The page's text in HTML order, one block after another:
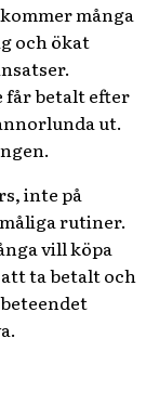
många
och ökat
får betalt efter
ut.
inte på
rutiner.
vill köpa
ta betalt och